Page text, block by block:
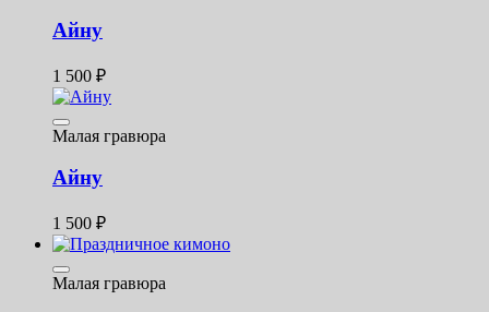
Айну
1 500 ₽
Малая гравюра
Айну
1 500 ₽
Малая гравюра